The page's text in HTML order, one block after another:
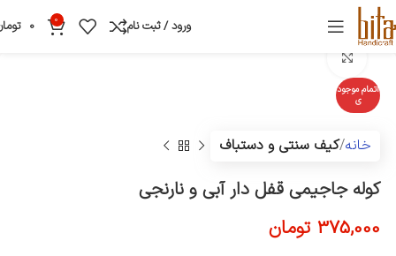
ورود / ثبت نام 0
0
اتمام موجود
ی
خانه کیف سنتی و دستباف
کوله جاجیمی قفل دار آبی و نارنجی
375,000 تومان